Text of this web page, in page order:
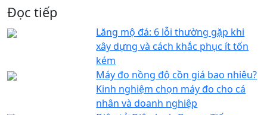
Đọc tiếp
Lăng mộ đá: 6 lỗi thường gặp khi
xây dựng và cách khắc phục ít tốn
kém
Máy đo nồng độ cồn giá bao nhiêu?
Kinh nghiệm chọn máy đo cho cá
nhân và doanh nghiệp